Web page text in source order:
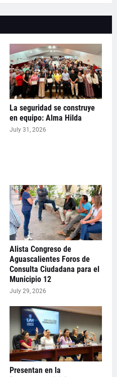
La seguridad se construye
en equipo: Alma Hilda
July 31, 2026
Alista Congreso de
Aguascalientes Foros de
Consulta Ciudadana para el
Municipio 12
July 29, 2026
Presentan en la